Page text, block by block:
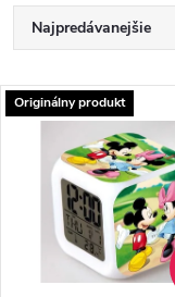
R
a
Najpredávanejšie
Najdrahšie
Abecedne
V
Originálny produkt